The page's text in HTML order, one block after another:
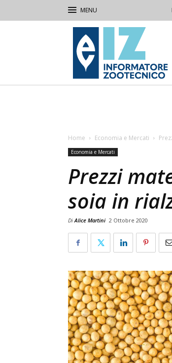
IZ
Informatore
Zootecnico
Home Economia e Mercati
Economia e Mercati
Prezzi
soia in
DiAlice Martini 2 Ottobre 2020